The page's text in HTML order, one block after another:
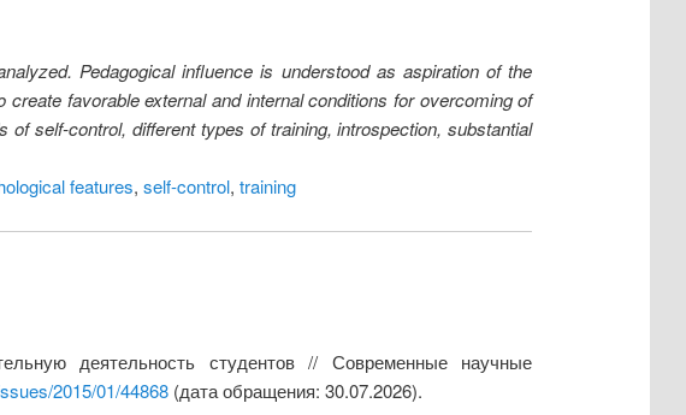
Pedagogical influence is understood as aspiration of the
favorable external and internal conditions for overcoming of
self-control, different types of training, introspection, substantial
features, self-control, training
деятельность студентов // Современные научные
2015/01/44868(дата обращения: 30.07.2026).